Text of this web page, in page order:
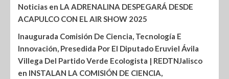
Noticias en LA ADRENALINA DESPEGARÁ DESDE
ACAPULCO CON EL AIR SHOW 2025
Inaugurada Comisión De Ciencia, Tecnología E
Innovación, Presedida Por El Diputado Eruviel Ávila
Villega Del Partido Verde Ecologista | REDTNJalisco
en INSTALAN LA COMISIÓN DE CIENCIA,